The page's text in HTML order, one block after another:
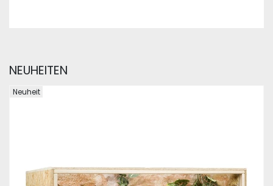
NEUHEITEN
Neuheit